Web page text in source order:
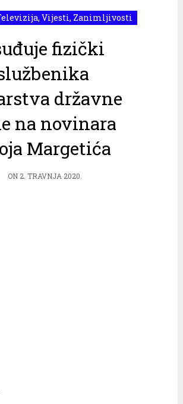
, Vijesti, Zanimljivosti
fizički
državne
na novinara
Margetića
ON 2. TRAVNJA 2020.